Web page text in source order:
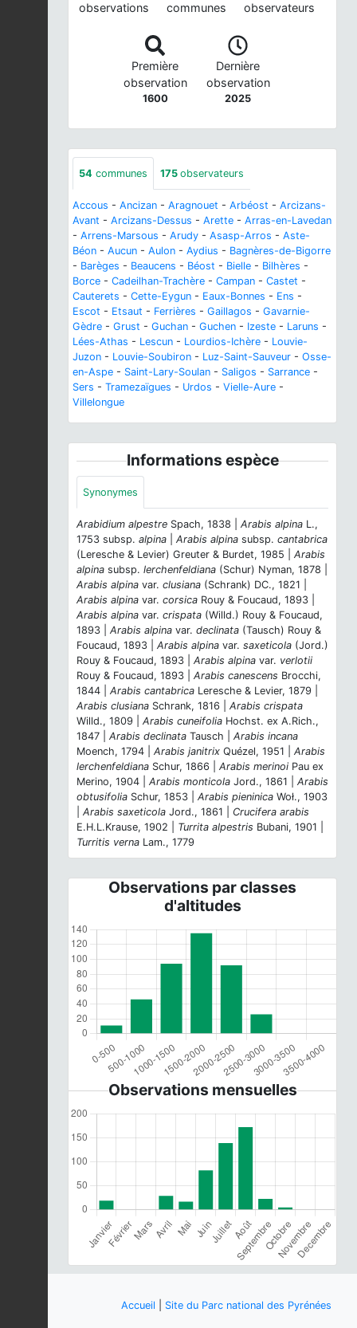
observations communes observateurs
Première
observation
1600
Dernière
observation
2025
54 communes 175 observateurs
Accous - Ancizan - Aragnouet - Arbéost - Arcizans-
Avant - Arcizans-Dessus - Arette - Arras-en-Lavedan
- Arrens-Marsous - Arudy - Asasp-Arros - Aste-
Béon - Aucun - Aulon - Aydius - Bagnères-de-Bigorre
- Barèges - Beaucens - Béost - Bielle - Bilhères -
Borce - Cadeilhan-Trachère - Campan - Castet -
Cauterets - Cette-Eygun - Eaux-Bonnes - Ens -
Escot - Etsaut - Ferrières - Gaillagos - Gavarnie-
Gèdre - Grust - Guchan - Guchen - Izeste - Laruns -
Lées-Athas - Lescun - Lourdios-Ichère - Louvie-
Juzon - Louvie-Soubiron - Luz-Saint-Sauveur - Osse-
en-Aspe - Saint-Lary-Soulan - Saligos - Sarrance -
Sers - Tramezaïgues - Urdos - Vielle-Aure -
Villelongue
Informations espèce
Synonymes
Arabidium alpestre Spach, 1838 | Arabis alpina L.,
1753 subsp. alpina Arabis alpina subsp. cantabrica
(Leresche & Levier) Greuter & Burdet, 1985 | Arabis
alpina subsp. lerchenfeldiana (Schur) Nyman, 1878 |
Arabis alpina var. clusiana (Schrank) DC., 1821 |
Arabis alpina var. corsica Rouy & Foucaud, 1893 |
Arabis alpina var. crispata (Willd.) Rouy & Foucaud,
1893 | Arabis alpina var. declinata (Tausch) Rouy &
Foucaud, 1893 | Arabis alpina var. saxeticola (Jord.)
Rouy & Foucaud, 1893 | Arabis alpina var. verlotii
Rouy & Foucaud, 1893 | Arabis canescens Brocchi,
1844 | Arabis cantabrica Leresche & Levier, 1879 |
Arabis clusiana Schrank, 1816 | Arabis crispata
Willd., 1809 | Arabis cuneifolia Hochst. ex A.Rich.,
1847 | Arabis declinata Tausch | Arabis incana
Moench, 1794 | Arabis janitrix Quézel, 1951 | Arabis
lerchenfeldiana Schur, 1866 | Arabis merinoi Pau ex
Merino, 1904 | Arabis monticola Jord., 1861 | Arabis
obtusifolia Schur, 1853 | Arabis pieninica Woł., 1903
Arabis saxeticola Jord., 1861 | Crucifera arabis
E.H.L.Krause, 1902 | Turrita alpestris Bubani, 1901 |
Turritis verna Lam., 1779
Observations par classes
d'altitudes
Observations mensuelles
Accueil Site du Parc national des Pyrénées